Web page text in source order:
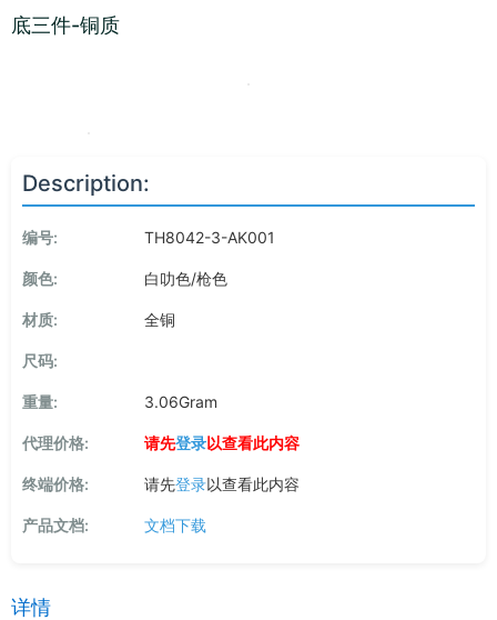
底三件-铜质
Description:
编号: TH8042-3-AK001
颜色: 白叻色/枪色
材质: 全铜
尺码:
重量: 3.06Gram
代理价格: 请先登录以查看此内容
终端价格: 请先登录以查看此内容
产品文档: 文档下载
详情